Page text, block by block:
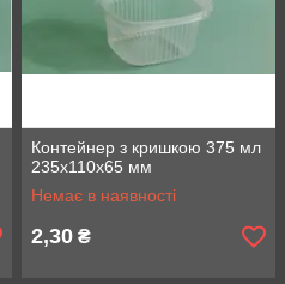
Контейнер з кришкою 375 мл
235х110х65 мм
Немає в наявності
2,30 ₴